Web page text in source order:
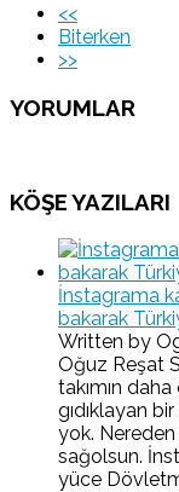
<<
Biterken
>>
YORUMLAR
KÖŞE YAZILARI
İnstagrama
bakarak
Written by
Oğuz Reşat
takımın
gıdıklayan
yok.
sağolsun.
yüce